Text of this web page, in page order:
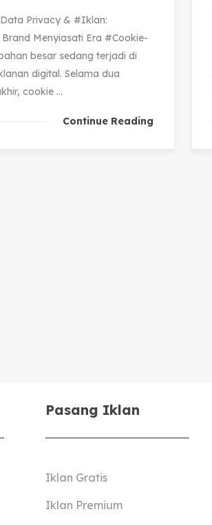
Privacy & #Iklan:
Menyiasati Era #Cookie-
besar sedang terjadi di
digital. Selama dua
cookie ...
Continue Reading
Pasang Iklan
Iklan Gratis
Iklan Premium